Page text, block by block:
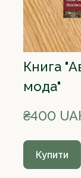
Книга
мода"
₴400
Купити